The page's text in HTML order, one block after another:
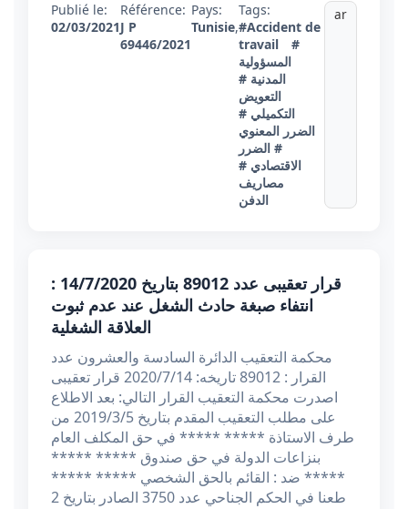
Publié le:
02/03/2021
Référence:
J P
69446/2021
Pays:
Tunisie,
Tags:
#Accident de
travail
#
المسؤولية
المدنية #
التعويض
التكميلي #
الضرر المعنوي
# الضرر
الاقتصادي #
مصاريف
الدفن
ar
قرار تعقیبی عدد 89012 بتاريخ 14/7/2020 :
انتفاء صبغة حادث الشغل عند عدم ثبوت
العلاقة الشغلية
محكمة التعقيب الدائرة السادسة والعشرون عدد
القرار : 89012 تاريخه: 2020/7/14 قرار تعقیبی
اصدرت محكمة التعقيب القرار التالي: بعد الاطلاع
على مطلب التعقيب المقدم بتاريخ 2019/3/5 من
طرف الاستاذة ***** ***** في حق المكلف العام
بنزاعات الدولة في حق صندوق ***** *****
***** ضد : القائم بالحق الشخصي ***** *****
طعنا في الحكم الجناحي عدد 3750 الصادر بتاريخ 2